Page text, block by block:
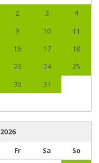
2 3
4
9 10
11
16 17
18
23 24
25
30 31
2026
Fr Sa
So